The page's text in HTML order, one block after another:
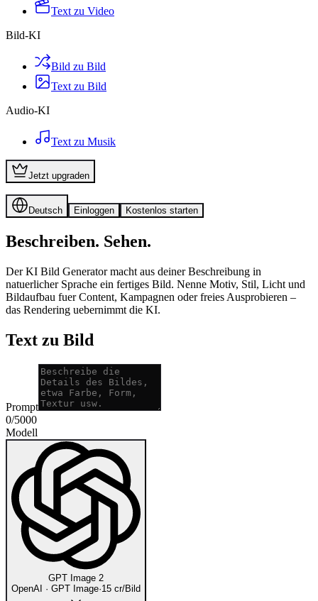
Text zu Video
Bild-KI
Bild zu Bild
Text zu Bild
Audio-KI
Text zu Musik
Jetzt upgraden
Deutsch Einloggen Kostenlos starten
Beschreiben. Sehen.
Der KI Bild Generator macht aus deiner Beschreibung in
natuerlicher Sprache ein fertiges Bild. Nenne Motiv, Stil, Licht und
Bildaufbau fuer Content, Kampagnen oder freies Ausprobieren –
das Rendering uebernimmt die KI.
Text zu Bild
Prompt
0/5000
Modell
GPT Image 2
OpenAI · GPT Image·15 cr/Bild